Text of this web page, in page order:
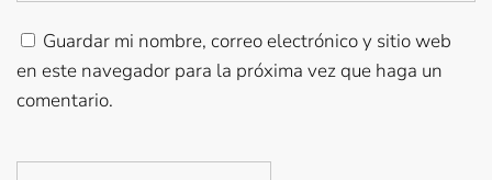
Guardar mi nombre, correo electrónico y sitio web
en este navegador para la próxima vez que haga un
comentario.